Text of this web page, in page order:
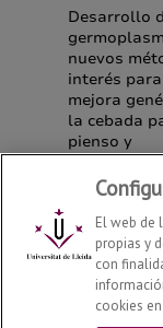
Departamento
El web de
propias y
con
cookies